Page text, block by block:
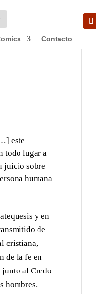
Contacto
este
todo lugar a
juicio sobre
humana
y en
de
cristiana,
de la fe en
junto al Credo
hombres.